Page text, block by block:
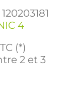
120203181
4
(*)
2 et 3